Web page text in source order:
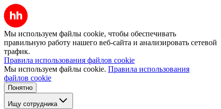
Мы используем файлы cookie, чтобы обеспечивать
правильную работу нашего веб-сайта и анализировать сетевой
трафик.
Правила использования файлов cookie
Мы используем файлы cookie. Правила использования
файлов cookie
Понятно
Ищу сотрудника